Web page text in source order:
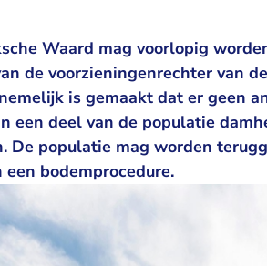
Waard mag voorlopig
de voorzieningenrechter van
is gemaakt dat er geen
een deel van de populatie
De populatie mag worden
bodemprocedure.